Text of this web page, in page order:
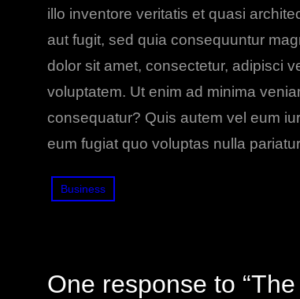
illo inventore veritatis et quasi
aut fugit, sed quia consequuntur
dolor sit amet, consectetur, adipisci
voluptatem. Ut enim ad minima
consequatur? Quis autem vel eum
eum fugiat quo voluptas nulla
Business
One response to